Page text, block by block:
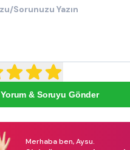
Yorum & Soruyu Gönder
Merhaba ben, Aysu.